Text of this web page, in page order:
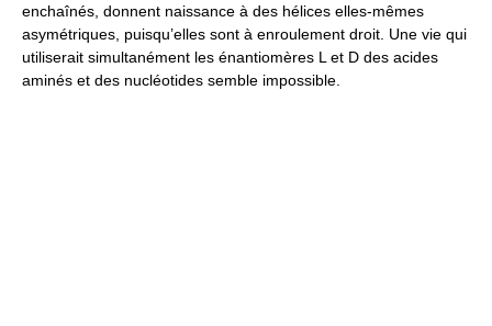
enchaînés, donnent naissance à des hélices elles-mêmes
asymétriques, puisqu’elles sont à enroulement droit. Une vie qui
utiliserait simultanément les énantiomères L et D des acides
aminés et des nucléotides semble impossible.